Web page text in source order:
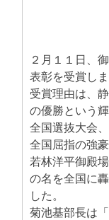
２月１１日、
表彰を受賞しま
受賞理由は、
の優勝という
全国選抜大会
全国屈指の強
若林洋平御殿
の名を全国に
した。
菊池基部長は